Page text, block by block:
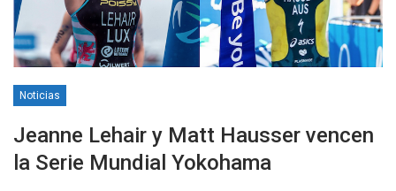
Noticias
Jeanne Lehair y Matt Hausser vencen
la Serie Mundial Yokohama